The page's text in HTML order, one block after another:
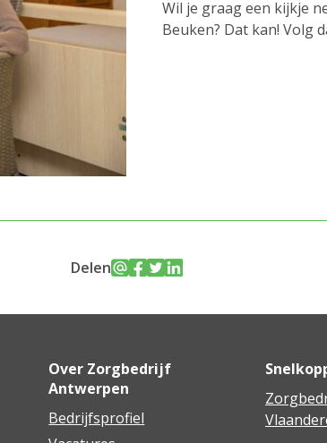
Wil je graag een kijkje
Beuken? Dat kan! Volg
Delen
Over Zorgbedrijf
Antwerpen
Bedrijfsprofiel